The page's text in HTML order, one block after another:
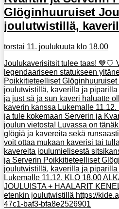
Glöginhuuruiset
joulutwistillä,
torstai 11. joulukuuta klo 18.00
Joulukaverisitsit tulee taas! 💙🤍
legendaariseen statukseen
Poikkitieteelliset
joulutwistillä, kaverilla ja
ja just sä ja sun kaveri haluatte
kaverin kanssa Lukemalle
ja tule kokemaan Serverin ja
joulun vietosta! Luvassa on
glögiä ja kavereita sekä
voit ottaa mukaan kaverisi tai
kavereita joulumielisestä
ja Serverin Poikkitieteelliset
joulutwistillä, kaverilla ja piparilla
Lukemalle 11.12. KLO 18.00
JOULUISTA + HAALARIT
etenkin joulutwistillä https://
47c1-baf3-bfa8e2526901